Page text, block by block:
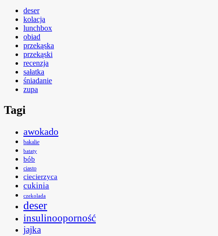
deser
kolacja
lunchbox
obiad
przekąska
przekąski
recenzja
sałatka
śniadanie
zupa
Tagi
awokado
bakalie
bataty
bób
ciasto
ciecierzyca
cukinia
czekolada
deser
insulinooporność
jajka